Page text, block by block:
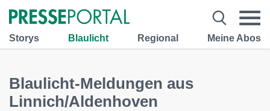
Storys Blaulicht Regional Meine Abos
Blaulicht-Meldungen aus
Linnich/Aldenhoven